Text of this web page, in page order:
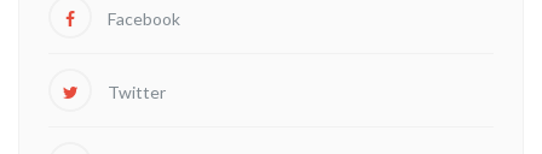
Facebook
Twitter